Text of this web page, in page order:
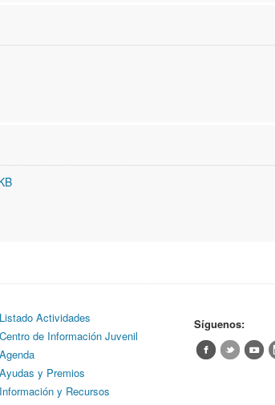
Listado Actividades
Centro de Información Juvenil
Agenda
Ayudas y Premios
Información y Recursos
Síguenos: